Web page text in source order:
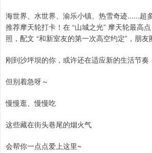
海世界、水世界、渝乐小镇、热雪奇迹......超
推荐摩天轮打卡！在 “山城之光” 摩天轮最高
照，配文 “和新室友的第一次高空约定”，朋友
刚到沙坪坝的你，或许还在适应新的生活节奏
但别着急呀～
慢慢逛、慢慢吃
这些藏在街头巷尾的烟火气
会帮你一点点爱上这里~